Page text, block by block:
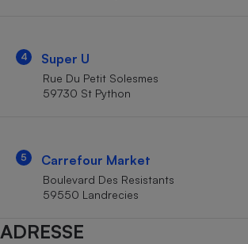
4 Super U
Rue Du Petit Solesmes
59730 St Python
5 Carrefour Market
Boulevard Des Resistants
59550 Landrecies
ADRESSE